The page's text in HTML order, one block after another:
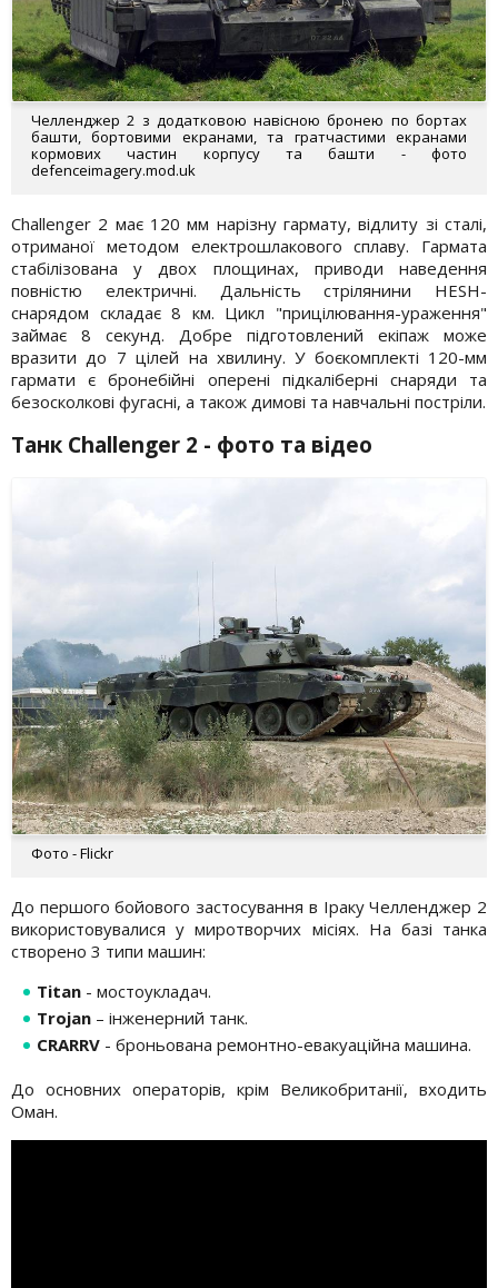
Челленджер 2 з додатковою навісною бронею по бортах
башти, бортовими екранами, та гратчастими екранами
кормових частин корпусу та башти - фото
defenceimagery.mod.uk
Challenger 2 має 120 мм нарізну гармату, відлиту зі сталі,
отриманої методом електрошлакового сплаву. Гармата
стабілізована у двох площинах, приводи наведення
повністю електричні. Дальність стрілянини HESH-
снарядом складає 8 км. Цикл "прицілювання-ураження"
займає 8 секунд. Добре підготовлений екіпаж може
вразити до 7 цілей на хвилину. У боєкомплекті 120-мм
гармати є бронебійні оперені підкаліберні снаряди та
безосколкові фугасні, а також димові та навчальні постріли.
Танк Challenger 2 - фото та відео
Фото - Flickr
До першого бойового застосування в Іраку Челленджер 2
використовувалися у миротворчих місіях. На базі танка
створено 3 типи машин:
Titan - мостоукладач.
Trojan – інженерний танк.
CRARRV - броньована ремонтно-евакуаційна машина.
До основних операторів, крім Великобританії, входить
Оман.